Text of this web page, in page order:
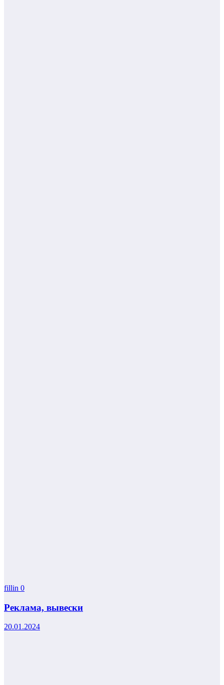
fillin 0
Реклама, вывески
20.01.2024